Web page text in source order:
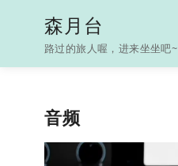
森月台
路过的旅人喔，进来坐坐吧~
音频